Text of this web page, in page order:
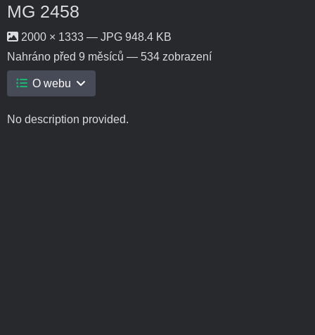
MG 2458
2000 × 1333 — JPG 948.4 KB
Nahráno před 9 měsíců — 534 zobrazení
O webu
No description provided.